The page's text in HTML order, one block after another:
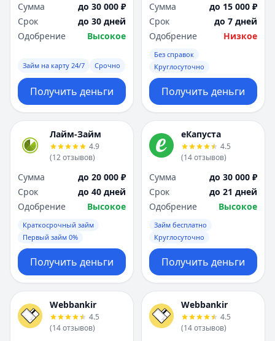
Сумма
до 30 000 ₽
Срок
до 30 дней
Одобрение
Высокое
Займ на карту 24/7 Срочно
Получить деньги
Сумма
до 15 000 ₽
Срок
до 7 дней
Одобрение
Низкое
Без справок
Круглосуточно
Получить деньги
Лайм-Займ
4.9
(12отзывов)
Сумма
до 20 000 ₽
Срок
до 40 дней
Одобрение
Высокое
Краткосрочный займ
Первый займ 0%
Получить деньги
еКапуста
4.5
(14отзывов)
Сумма
до 30 000 ₽
Срок
до 21 дней
Одобрение
Высокое
Займ бесплатно
Круглосуточно
Получить деньги
Webbankir
4.5
(14отзывов)
Webbankir
4.5
(14отзывов)